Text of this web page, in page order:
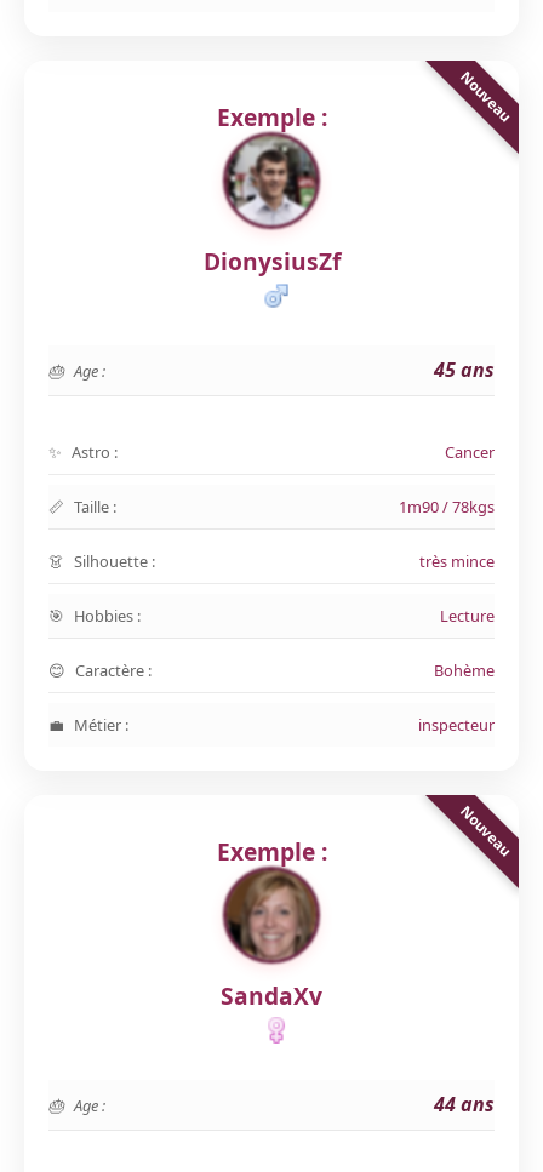
Exemple :
DionysiusZf
Age : 45 ans
Astro : Cancer
Taille : 1m90 / 78kgs
Silhouette : très mince
Hobbies : Lecture
Caractère : Bohème
Métier : inspecteur
Exemple :
SandaXv
Age : 44 ans